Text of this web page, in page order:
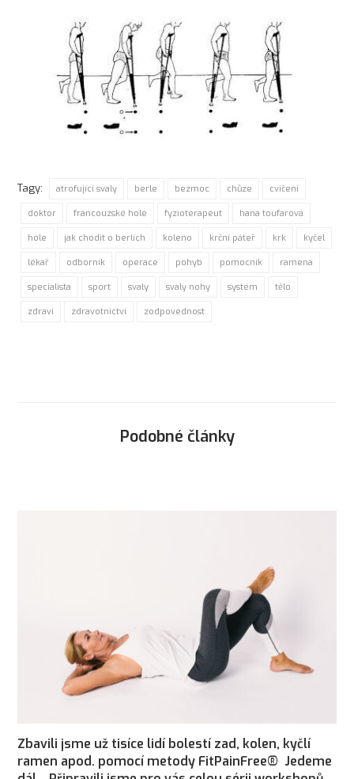
Tagy: atrofující svaly berle bezmoc chůze cvičení
doktor francouzské hole fyzioterapeut hana toufarová
hole jak chodit o berlích koleno krční páteř krk kyčel
lékař odborník operace pohyb pomocník ramena
specialista sport svaly svaly nohy systém tělo
zdraví zdravotnictví zodpovednost
Podobné články
Zbavili jsme už tisíce lidí bolestí zad, kolen, kyčlí
ramen apod. pomocí metody FitPainFree® Jedeme